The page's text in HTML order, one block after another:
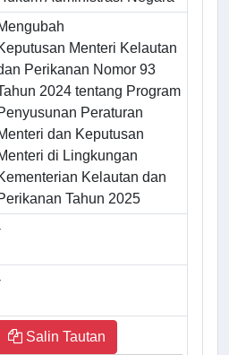
Menteri Kelautan
Perikanan Nomor 93
2024 tentang Program
Peraturan
dan Keputusan
di Lingkungan
Kelautan dan
Tahun 2025
Salin Tautan